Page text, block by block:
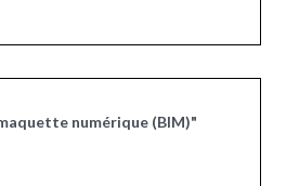
numérique (BIM)"